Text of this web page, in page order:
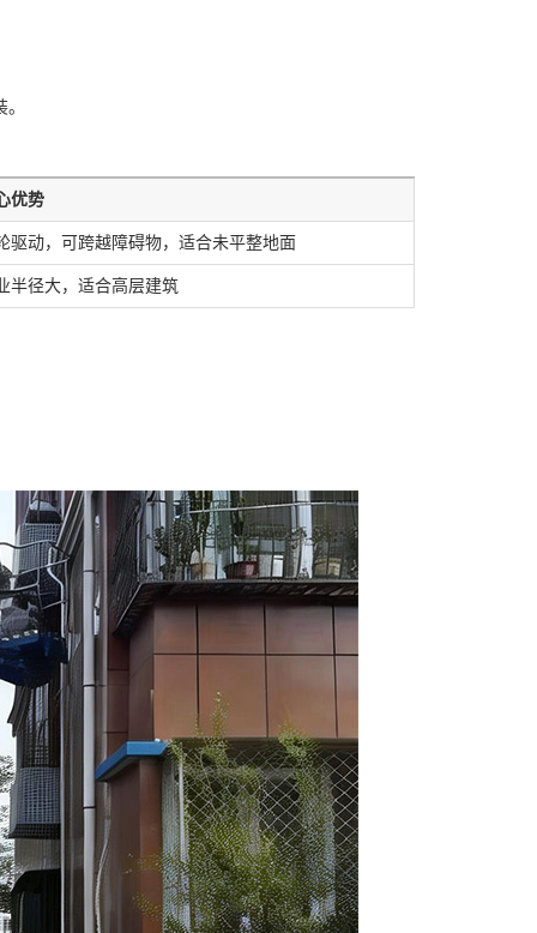
优势
驱动，可跨越障碍物，适合未平整地面
半径大，适合高层建筑